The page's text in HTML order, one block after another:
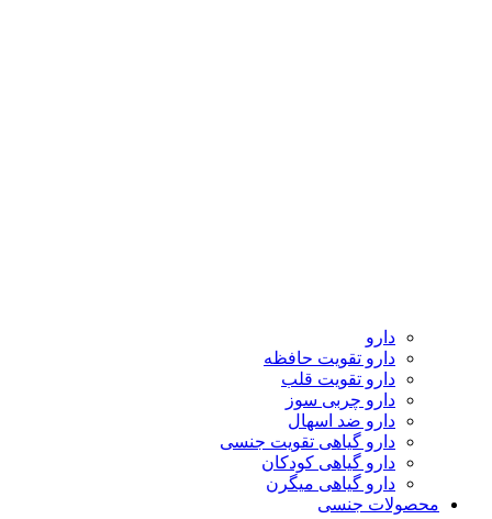
دارو
دارو تقویت حافظه
دارو تقویت قلب
دارو چربی سوز
دارو ضد اسهال
دارو گیاهی تقویت جنسی
دارو گیاهی کودکان
دارو گیاهی میگرن
محصولات جنسی